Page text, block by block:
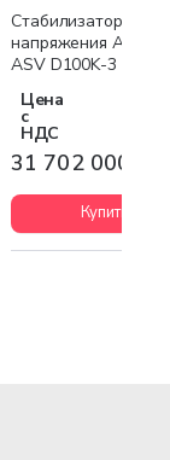
Бесплатная доставка
Стабилизатор
напряжения ANDELI
ASV D100K-3 190-
Цена
с
НДС
31 702 000
Купить